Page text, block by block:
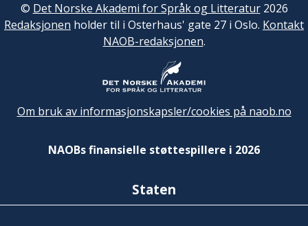
© Det Norske Akademi for Språk og Litteratur2026
Redaksjonen holder til i Osterhaus' gate 27 i Oslo. Kontakt
NAOB-redaksjonen.
Om bruk av informasjonskapsler/cookies på naob.no
NAOBs finansielle støttespillere i 2026
Staten